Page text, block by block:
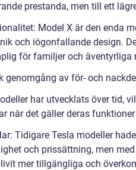
prestanda, men till ett
Model X är den enda
och iögonfallande design.
för familjer och äventyrliga
genomgång av för- och
har utvecklats över tid,
när det gäller deras
Tidigare Tesla modeller
och prissättning, men
mer tillgängliga och